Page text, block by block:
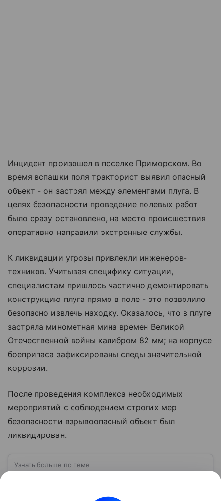
Инцидент произошел в поселке Приморском. Во
время вспашки поля тракторист выявил опасный
объект - он застрял между элементами плуга. В
целях безопасности проведение полевых работ
было сразу остановлено, на место происшествия
оперативно направили экстренные службы.
К ликвидации угрозы привлекли инженеров-
техников. Учитывая специфику ситуации,
специалистам пришлось частично демонтировать
конструкцию плуга прямо в поле - это позволило
безопасно извлечь находку. Оказалось, что в плуге
застряла минометная мина времен Великой
Отечественной войны калибром 82 мм; на корпусе
боеприпаса зафиксированы следы значительной
коррозии.
После проведения комплекса необходимых
мероприятий с соблюдением строгих мер
безопасности взрывоопасный объект был
ликвидирован.
Узнать больше по теме